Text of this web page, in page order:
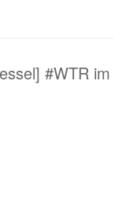
#WTR im